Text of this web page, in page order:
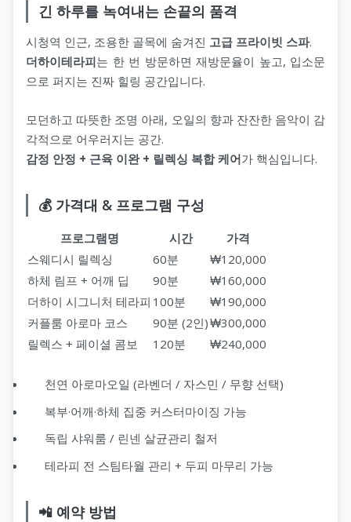
긴 하루를 녹여내는 손끝의 품격
시청역 인근, 조용한 골목에 숨겨진 고급 프라이빗 스파.
더하이테라피는 한 번 방문하면 재방문율이 높고, 입소문
으로 퍼지는 진짜 힐링 공간입니다.
모던하고 따뜻한 조명 아래, 오일의 향과 잔잔한 음악이 감
각적으로 어우러지는 공간.
감정 안정 + 근육 이완 + 릴렉싱 복합 케어가 핵심입니다.
💰 가격대 & 프로그램 구성
프로그램명 시간
가격
스웨디시 릴렉싱
60분
₩120,000
하체 림프 + 어깨 딥
90분
₩160,000
더하이 시그니처 테라피 100분
₩190,000
커플룸 아로마 코스
90분 (2인)₩300,000
릴렉스 + 페이셜 콤보
120분 ₩240,000
천연 아로마오일 (라벤더 / 자스민 / 무향 선택)
복부·어깨·하체 집중 커스터마이징 가능
독립 샤워룸 / 린넨 살균관리 철저
테라피 전 스팀타월 관리 + 두피 마무리 가능
📲 예약 방법